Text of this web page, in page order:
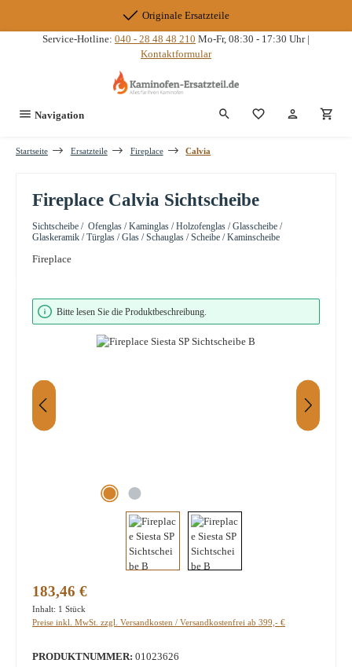
Originale Ersatzteile
Service-Hotline: 040 - 28 48 48 210 Mo-Fr, 08:30 - 17:30 Uhr |
Kontaktformular
Navigation Du hast 0
Startseite Ersatzteile Fireplace Calvia
Fireplace Calvia Sichtscheibe
Sichtscheibe / Ofenglas / Kaminglas / Holzofenglas / Glasscheibe /
Glaskeramik / Türglas / Glas / Schauglas / Scheibe / Kaminscheibe
Fireplace
Bildergalerie überspringen
Bitte lesen Sie die Produktbeschreibung.
Regulärer Preis:
183,46 €
Inhalt: 1 Stück
Preise inkl. MwSt. zzgl. Versandkosten / Versandkostenfrei ab 399,- €
PRODUKTNUMMER: 01023626